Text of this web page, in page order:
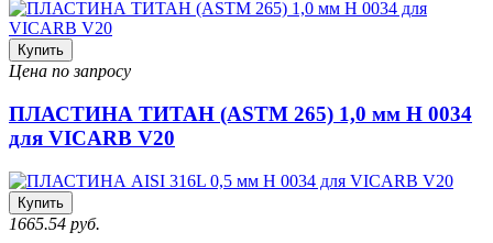
Купить
Цена по запросу
ПЛАСТИНА ТИТАН (ASTM 265) 1,0 мм H 0034
для VICARB V20
Купить
1665.54 руб.